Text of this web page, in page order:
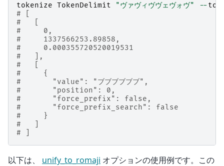
tokenize TokenDelimit "ヴァヴィヴヴェヴォヴ" --
# [
#   [
#     0,
#     1337566253.89858,
#     0.000355720520019531
#   ],
#   [
#     {
#       "value": "ブブブブブブ",
#       "position": 0,
#       "force_prefix": false,
#       "force_prefix_search": false
#     }
#   ]
# ]
以下は、 unify_to_romaji オプションの使用例です。この